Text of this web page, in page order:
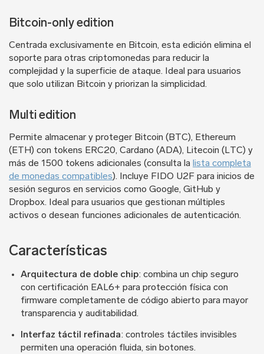
Bitcoin-only edition
Centrada exclusivamente en Bitcoin, esta edición elimina el
soporte para otras criptomonedas para reducir la
complejidad y la superficie de ataque. Ideal para usuarios
que solo utilizan Bitcoin y priorizan la simplicidad.
Multi edition
Permite almacenar y proteger Bitcoin (BTC), Ethereum
(ETH) con tokens ERC20, Cardano (ADA), Litecoin (LTC) y
más de 1500 tokens adicionales (consulta la lista completa
de monedas compatibles). Incluye FIDO U2F para inicios de
sesión seguros en servicios como Google, GitHub y
Dropbox. Ideal para usuarios que gestionan múltiples
activos o desean funciones adicionales de autenticación.
Características
Arquitectura de doble chip: combina un chip seguro
con certificación EAL6+ para protección física con
firmware completamente de código abierto para mayor
transparencia y auditabilidad.
Interfaz táctil refinada: controles táctiles invisibles
permiten una operación fluida, sin botones.